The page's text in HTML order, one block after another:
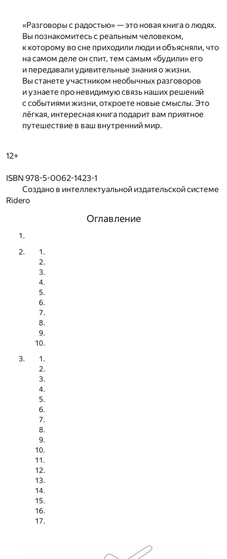
«Разговоры с радостью» — это новая книга о людях.
Вы познакомитесь с реальным человеком,
к которому во сне приходили люди и объясняли, что
на самом деле он спит, тем самым «будили» его
и передавали удивительные знания о жизни.
Вы станете участником необычных разговоров
и узнаете про невидимую связь наших решений
с событиями жизни, откроете новые смыслы. Это
лёгкая, интересная книга подарит вам приятное
путешествие в ваш внутренний мир.
12+
ISBN 978-5-0062-1423-1
Создано в интеллектуальной издательской системе
Ridero
Оглавление